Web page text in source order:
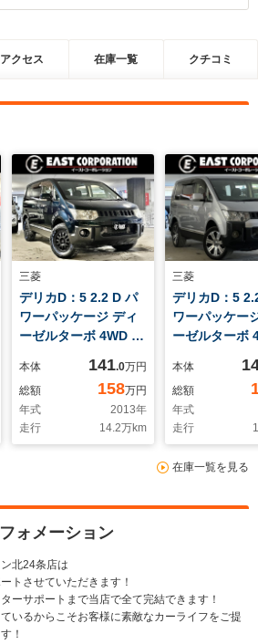
クセス 在庫一覧 クチコミ
三菱
デリカD：5 2.2 D パ
ワーパッケージ ディ
ーゼルターボ 4WD 本
新品オープンカントリ
ー チッピンググリ
ル 両側電動スライド
ドア ETC バックカ
メラ Bluetooth フ
ビ パドルシフト 社
外新品16インチAW
本体 141.0万円
総額
158万円
年式
2013年
走行
14.2万km
三菱
デリカD：5
ワーパッケー
ーゼルターボ
AW 当社オリ
チッピング塗
電動スライド
ヒーター フ
ビ バックカ
ーナーセンサ
グ&プロテク
本体
総額
年式
走行
在庫一覧を見る
ォメーション
北24条店は
トさせていただきます！
ーサポートまで当店で全て完結できます！
いるからこそお客様に素敵なカーライフをご提
！